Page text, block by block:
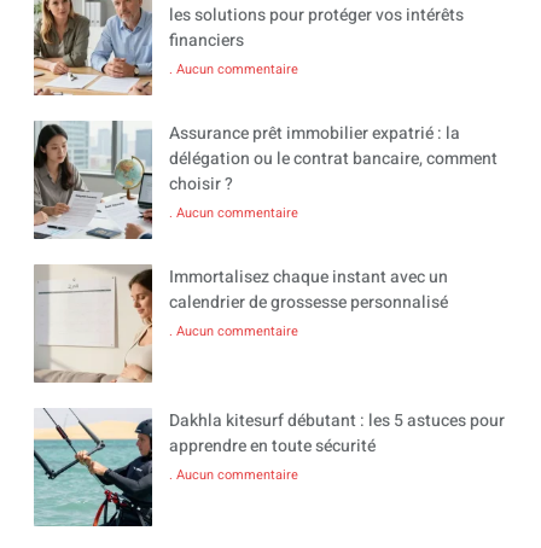
les solutions pour protéger vos intérêts
financiers
Aucun commentaire
Assurance prêt immobilier expatrié : la
délégation ou le contrat bancaire, comment
choisir ?
Aucun commentaire
Immortalisez chaque instant avec un
calendrier de grossesse personnalisé
Aucun commentaire
Dakhla kitesurf débutant : les 5 astuces pour
apprendre en toute sécurité
Aucun commentaire